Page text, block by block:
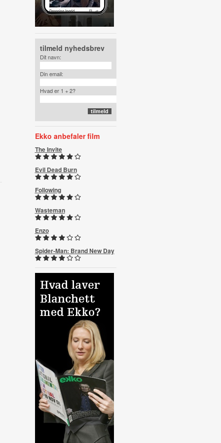
tilmeld nyhedsbrev
Dit navn:
Din email:
Hvad er 1 + 2?
Ekko anbefaler film
The Invite
Evil Dead Burn
Following
Wasteman
Enzo
Spider-Man: Brand New Day